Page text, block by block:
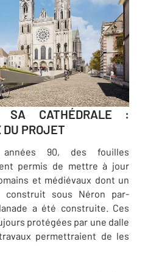
SA CATHÉDRALE :
PROJET
90, des fouilles
permis de mettre à jour
et médiévaux dont un
construit sous Néron par-
a été construite. Ces
protégées par une dalle
permettraient de les